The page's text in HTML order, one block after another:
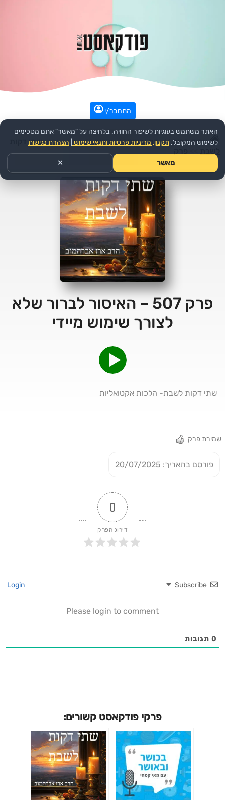
התחבר/י
עמוד הבית >> דת ורוחני >> יהדות >>הפודקאסט: שתי דקות
פרק 507 – האיסור לברור שלא
לצורך שימוש מיידי
שתי דקות לשבת- הלכות אקטואליות
שמירת פרק
פורסם בתאריך: 20/07/2025
0
דירוג הפרק
Subscribe
Please login to comment
0 תגובות
פרקי פודקאסט קשורים:
האתר משתמש בעוגיות לשיפור החוויה. בלחיצה על "מאשר" אתם מסכימים
לשימוש המקובל. תקנון, מדיניות פרטיות ותנאי שימוש הצהרת נגישות
מאשר ✕